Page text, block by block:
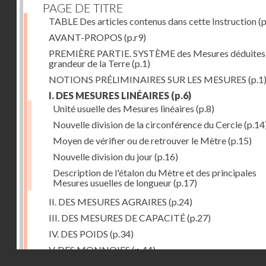
PAGE DE TITRE
TABLE Des articles contenus dans cette Instruction
AVANT-PROPOS (p.r9)
PREMIÈRE PARTIE. SYSTÈME des Mesures
grandeur de la Terre(p.1)
NOTIONS PRÉLIMINAIRES SUR LES MESURES (p.1)
I. DES MESURES LINÉAIRES (p.6)
Unité usuelle des Mesures linéaires (p.8)
Nouvelle division de la circonférence du Cercle
Moyen de vérifier ou de retrouver le Mètre(p.15)
Nouvelle division du jour(p.16)
Description de l'étalon du Mètre et des principales
Mesures usuelles de longueur(p.17)
II. DES MESURES AGRAIRES (p.24)
III. DES MESURES DE CAPACITÉ(p.27)
IV. DES POIDS (p.34)
V. DES MONNOIES(p.44)